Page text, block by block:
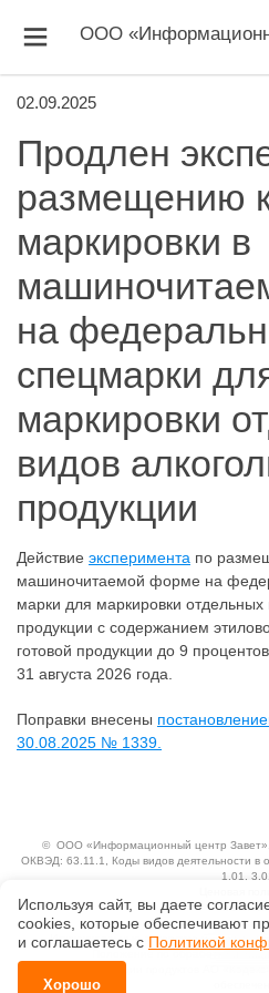
ООО
02.09.2025
Продлен
размещению
маркировки в
на
спецмарки
маркировки
видов
продукции
Действие эксперимента по
машиночитаемой форме на
марки для маркировки отдельных
продукции с содержанием
готовой продукции до 9
31 августа 2026 года.
Поправки внесены
30.08.2025 № 1339.
© ООО «Информационный центр Завет»
ОКВЭД: 63.11.1, Коды видов деятельности в
1.01,
Исключительные авторские и смежные
Положение по обработке и
Используя сайт, вы даете
сооkiеs, которые обеспечивают
и соглашаетесь с Политикой
Хорошо